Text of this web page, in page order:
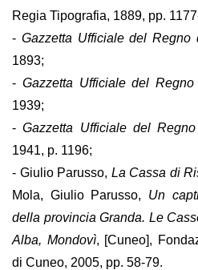
Regia Tipografia, 1889, pp.
- Gazzetta Ufficiale del Regno
1893;
- Gazzetta Ufficiale del Regno
1939;
-Gazzetta Ufficiale del
1941, p. 1196;
- Giulio Parusso, La Cassa di
Mola, Giulio Parusso, Un
della provincia Granda. Le
Alba, Mondovì, [Cuneo],
di Cuneo, 2005, pp. 58-79.